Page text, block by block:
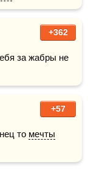
+362
за жабры не
+57
то мечты